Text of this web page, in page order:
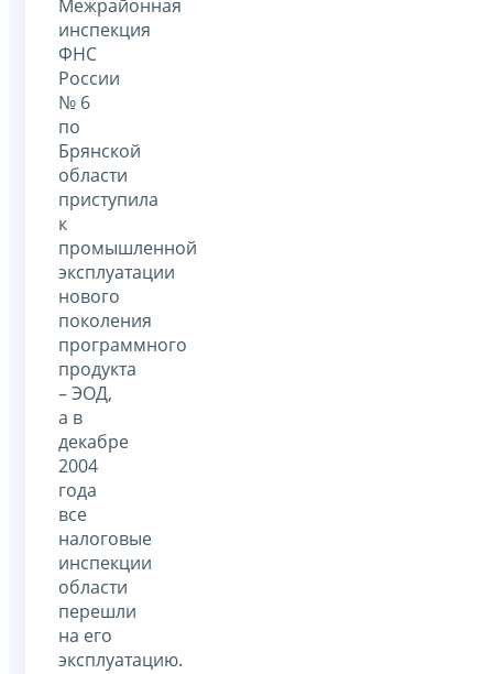
Межрайонная
инспекция
ФНС
России
№ 6
по
Брянской
области
приступила
к
промышленной
эксплуатации
нового
поколения
программного
продукта
– ЭОД,
а в
декабре
2004
года
все
налоговые
инспекции
области
перешли
на его
эксплуатацию.